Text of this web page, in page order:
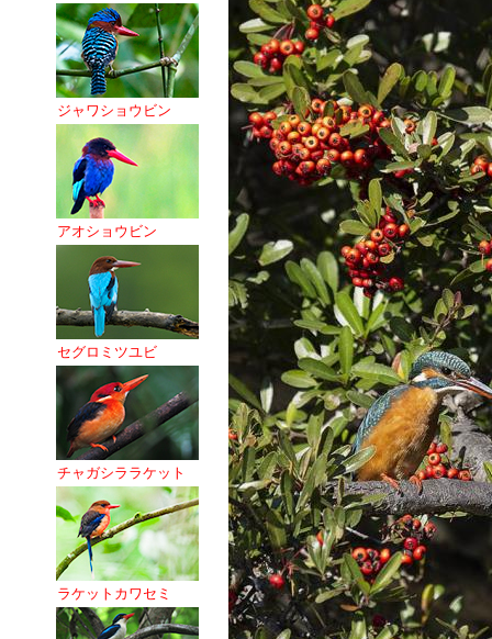
ジャワショウビン
アオショウビン
セグロミツユビ
チャガシララケット
ラケットカワセミ